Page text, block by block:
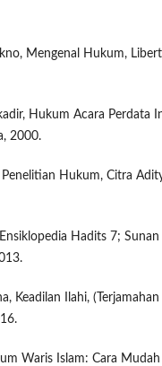
Mengenal Hukum,
Hukum Acara Perdata
2000.
Hukum, Citra
Hadits 7;
Keadilan Ilahi,
Waris Islam: Cara